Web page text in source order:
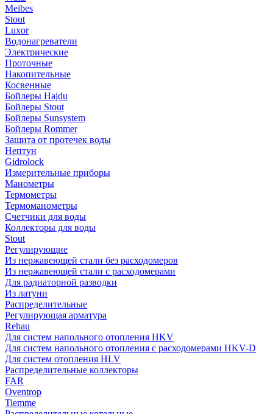
Meibes
Stout
Luxor
Водонагреватели
Электрические
Проточные
Накопительные
Косвенные
Бойлеры Hajdu
Бойлеры Stout
Бойлеры Sunsystem
Бойлеры Rommer
Защита от протечек воды
Нептун
Gidrolock
Измерительные приборы
Манометры
Термометры
Термоманометры
Счетчики для воды
Коллекторы для воды
Stout
Регулирующие
Из нержавеющей стали без расходомеров
Из нержавеющей стали с расходомерами
Для радиаторной разводки
Из латуни
Распределительные
Регулирующая арматура
Rehau
Для систем напольного отопления HKV
Для систем напольного отопления с расходомерами HKV-D
Для систем отопления HLV
Распределительные коллекторы
FAR
Oventrop
Tiemme